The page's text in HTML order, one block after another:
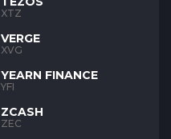
XTZ
VERGE
XVG
YEARN FINANCE
YFI
ZCASH
ZEC